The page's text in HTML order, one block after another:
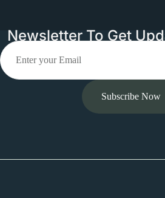
Newsletter To Get
Subscribe Now